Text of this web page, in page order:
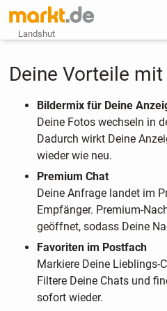
Landshut
Deine Vorteile
Bildermix für Deine
Deine Fotos wechseln in
Dadurch wirkt Deine
wieder wie neu.
Premium Chat
Deine Anfrage landet im
Empfänger. Premium-
geöffnet, sodass Deine
Favoriten im Postfach
Markiere Deine Lieblings-
Filtere Deine Chats und
sofort wieder.